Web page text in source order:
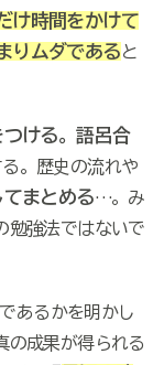
け時間をかけて
りムダであると
ける。語呂合
る。歴史の流れや
まとめる…。み
勉強法ではないで
あるかを明かし
の成果が得られる